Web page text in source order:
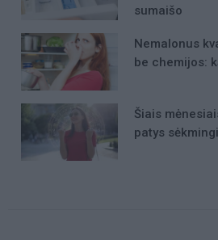
sumaišo
Nemalonus
be chemijos:
Šiais
patys